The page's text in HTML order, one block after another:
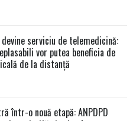
serviciu de telemedicină:
vor putea beneficia de
de la distanță
într-o nouă etapă: ANPDPD